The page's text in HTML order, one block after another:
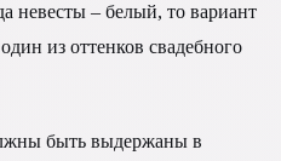
невесты – белый, то вариант
из оттенков свадебного
быть выдержаны в